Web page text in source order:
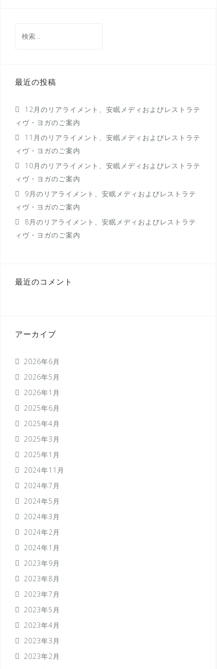
ゲ
ョ
ン
索:
最近の投稿
12月のリアライメント、安眠メディおよびレストラテ
ィヴ・ヨガのご案内
11月のリアライメント、安眠メディおよびレストラテ
ィヴ・ヨガのご案内
10月のリアライメント、安眠メディおよびレストラテ
ィヴ・ヨガのご案内
9月のリアライメント、安眠メディおよびレストラテ
ィヴ・ヨガのご案内
8月のリアライメント、安眠メディおよびレストラテ
ィヴ・ヨガのご案内
最近のコメント
アーカイブ
2026年6月
2026年5月
2026年1月
2025年6月
2025年4月
2025年3月
2025年1月
2024年11月
2024年7月
2024年5月
2024年3月
2024年2月
2024年1月
2023年9月
2023年8月
2023年7月
2023年5月
2023年4月
2023年3月
2023年2月